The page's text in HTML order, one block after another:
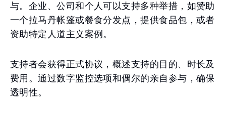
与。企业、公司和个人可以支持多种举措，如赞助
一个拉马丹帐篷或餐食分发点，提供食品包，或者
资助特定人道主义案例。
支持者会获得正式协议，概述支持的目的、时长及
费用。通过数字监控选项和偶尔的亲自参与，确保
透明性。